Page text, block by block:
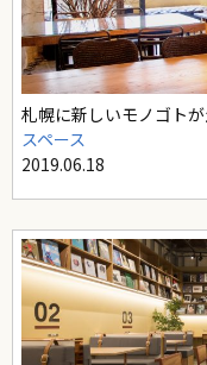
札幌に新しいモノゴト
スペース
2019.06.18